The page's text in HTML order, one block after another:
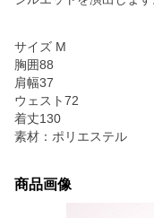
サイズ M
胸囲88
肩幅37
ウェスト72
着丈130
素材：ポリエステル
商品画像